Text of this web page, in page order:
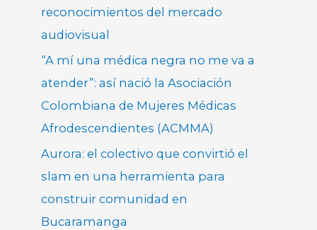
reconocimientos del mercado
audiovisual
“A mí una médica negra no me va a
atender”: así nació la Asociación
Colombiana de Mujeres Médicas
Afrodescendientes (ACMMA)
Aurora: el colectivo que convirtió el
slam en una herramienta para
construir comunidad en
Bucaramanga